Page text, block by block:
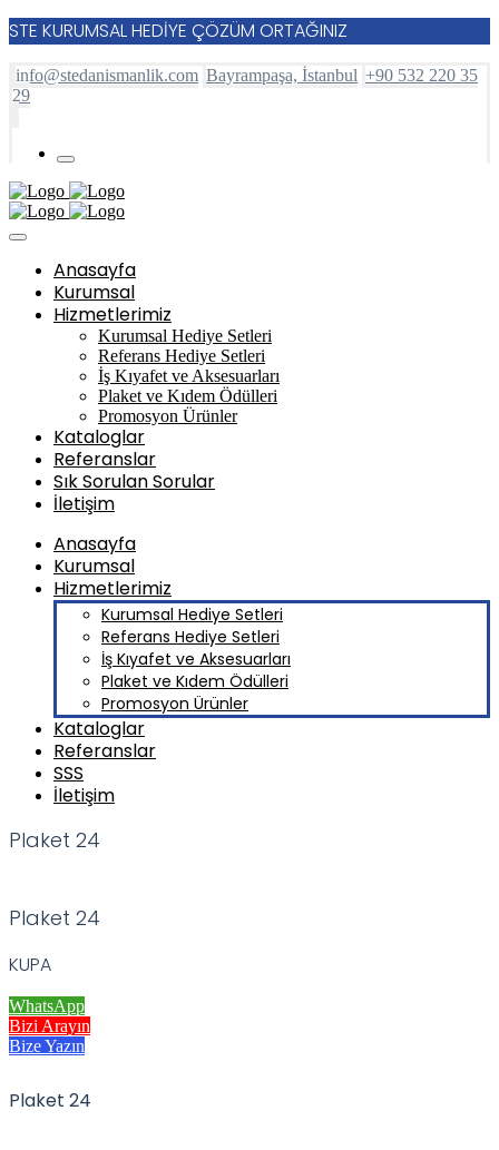
STE KURUMSAL HEDİYE ÇÖZÜM ORTAĞINIZ
info@stedanismanlik.com Bayrampaşa, İstanbul +90 532 220 35
29
Anasayfa
Kurumsal
Hizmetlerimiz
Kurumsal Hediye Setleri
Referans Hediye Setleri
İş Kıyafet ve Aksesuarları
Plaket ve Kıdem Ödülleri
Promosyon Ürünler
Kataloglar
Referanslar
Sık Sorulan Sorular
İletişim
Anasayfa
Kurumsal
Hizmetlerimiz
Kurumsal Hediye Setleri
Referans Hediye Setleri
İş Kıyafet ve Aksesuarları
Plaket ve Kıdem Ödülleri
Promosyon Ürünler
Kataloglar
Referanslar
SSS
İletişim
Plaket 24
Plaket 24
KUPA
WhatsApp
Bizi Arayın
Bize Yazın
Plaket 24